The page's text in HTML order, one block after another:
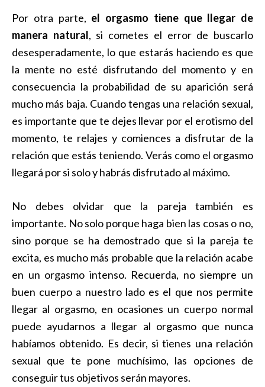
Por otra parte, el orgasmo tiene que llegar de
manera natural, si cometes el error de buscarlo
desesperadamente, lo que estarás haciendo es que
la mente no esté disfrutando del momento y en
consecuencia la probabilidad de su aparición será
mucho más baja. Cuando tengas una relación sexual,
es importante que te dejes llevar por el erotismo del
momento, te relajes y comiences a disfrutar de la
relación que estás teniendo. Verás como el orgasmo
llegará por si solo y habrás disfrutado al máximo.
No debes olvidar que la pareja también es
importante. No solo porque haga bien las cosas o no,
sino porque se ha demostrado que si la pareja te
excita, es mucho más probable que la relación acabe
en un orgasmo intenso. Recuerda, no siempre un
buen cuerpo a nuestro lado es el que nos permite
llegar al orgasmo, en ocasiones un cuerpo normal
puede ayudarnos a llegar al orgasmo que nunca
habíamos obtenido. Es decir, si tienes una relación
sexual que te pone muchísimo, las opciones de
conseguir tus objetivos serán mayores.